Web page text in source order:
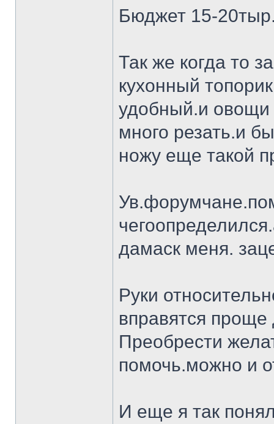
Бюджет 15-
Так же когда то
кухонный
удобный.и овощи
много резать.и
ножу еще такой
дамаск меня.
Руки
вправятся
Преобрести
помочь.можно и
И еще я так